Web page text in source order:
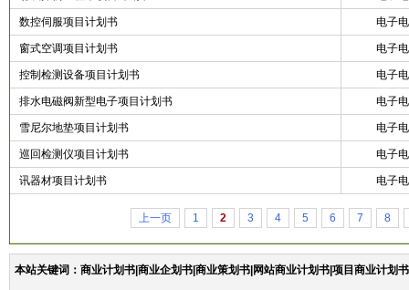
数控伺服项目计划书 电子
窗式空调项目计划书 电子
控制检测设备项目计划书 电子
排水电磁阀新型电子项目计划书 电子
雪尼尔地垫项目计划书 电子
巡回检测仪项目计划书 电子
讯器材项目计划书 电子
上一页 1 2 3 4 5 6 7 8
本站关键词：商业计划书|商业企划书|商业策划书|网站商业计划书|项目商业计